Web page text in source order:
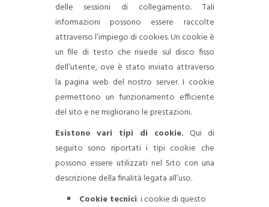
delle sessioni di collegamento. Tali
informazioni possono essere raccolte
attraverso l’impiego di cookies. Un cookie è
un file di testo che risiede sul disco fisso
dell’utente, ove è stato inviato attraverso
la pagina web del nostro server. I cookie
permettono un funzionamento efficiente
del sito e ne migliorano le prestazioni.
Esistono vari tipi di cookie. Qui di
seguito sono riportati i tipi cookie che
possono essere utilizzati nel Sito con una
descrizione della finalità legata all’uso.
Cookie tecnici: i cookie di questo